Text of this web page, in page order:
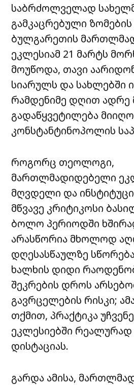
საბრძოლველად
გამკაცრებული
ბულგარეთის
ეკლესიამ 21 მარტს
მოუწოდა, თავი
სიარულს და სახლებში
რამდენიმე დღით ადრე
გადაწყვეტილება მიიღო
კონსტანტინოპოლის
როგორც თეოლოგი,
მართლმადიდებელი
მღვდელი და
მწვავე კრიტიკოსი
ბოლო პერიოდში
არასწორია მხოლოდ
დღესასწაულზე
ხალხის დიდი
შეკრების დროს
გავრცელების რისკი;
თქმით, პრაქტიკა
ეკლესიებში რეალურად
დისტაციას.
გარდა ამისა,